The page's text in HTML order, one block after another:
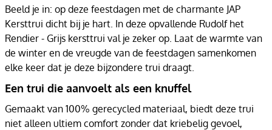
Beeld je in: op deze feestdagen met de charmante JAP
Kersttrui dicht bij je hart. In deze opvallende Rudolf het
Rendier - Grijs kersttrui val je zeker op. Laat de warmte van
de winter en de vreugde van de feestdagen samenkomen
elke keer dat je deze bijzondere trui draagt.
Een trui die aanvoelt als een knuffel
Gemaakt van 100% gerecycled materiaal, biedt deze trui
niet alleen ultiem comfort zonder dat kriebelig gevoel,